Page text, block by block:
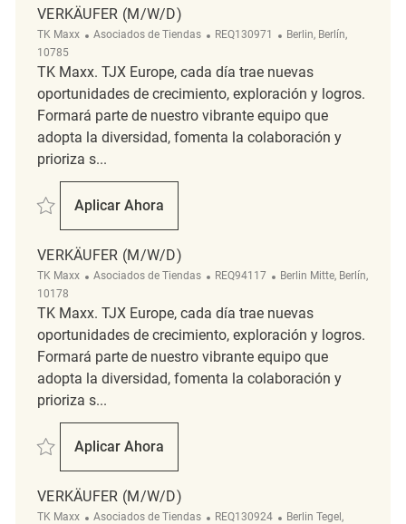
VERKÄUFER (M/W/D)
TK Maxx Categoría
Asociados de Tiendas ReqId
REQ130971 Ubicación
Berlin, Berlín,
10785
TK Maxx. TJX Europe, cada día trae nuevas
oportunidades de crecimiento, exploración y logros.
Formará parte de nuestro vibrante equipo que
adopta la diversidad, fomenta la colaboración y
prioriza s...
Salvar Verkäufer (m/w/d) REQ130971
Aplicar Ahora
Verkäufer (m/w/d)
VERKÄUFER (M/W/D)
TK Maxx Categoría
Asociados de Tiendas ReqId
REQ94117 Ubicación
Berlin Mitte, Berlín,
10178
TK Maxx. TJX Europe, cada día trae nuevas
oportunidades de crecimiento, exploración y logros.
Formará parte de nuestro vibrante equipo que
adopta la diversidad, fomenta la colaboración y
prioriza s...
Salvar Verkäufer (m/w/d) REQ94117
Aplicar Ahora
Verkäufer (m/w/d)
VERKÄUFER (M/W/D)
TK Maxx Categoría
Asociados de Tiendas ReqId
REQ130924 Ubicación
Berlin Tegel,